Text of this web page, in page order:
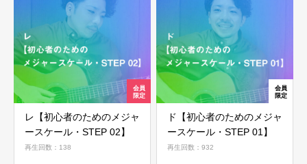
レ【初心者のためのメジャ
ースケール・STEP 02】
再生回数：138
ド【初心者のためのメジャ
ースケール・STEP 01】
再生回数：932